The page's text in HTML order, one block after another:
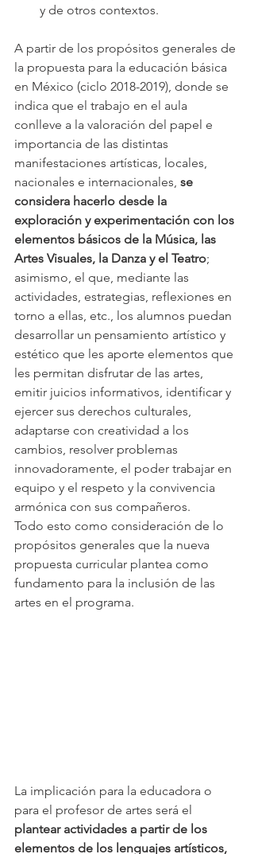
y de otros contextos.
A partir de los propósitos generales de
la propuesta para la educación básica
en México (ciclo 2018-2019), donde se
indica que el trabajo en el aula
conlleve a la valoración del papel e
importancia de las distintas
manifestaciones artísticas, locales,
nacionales e internacionales, se
considera hacerlo desde la
exploración y experimentación con los
elementos básicos de la Música, las
Artes Visuales, la Danza y el Teatro;
asimismo, el que, mediante las
actividades, estrategias, reflexiones en
torno a ellas, etc., los alumnos puedan
desarrollar un pensamiento artístico y
estético que les aporte elementos que
les permitan disfrutar de las artes,
emitir juicios informativos, identificar y
ejercer sus derechos culturales,
adaptarse con creatividad a los
cambios, resolver problemas
innovadoramente, el poder trabajar en
equipo y el respeto y la convivencia
armónica con sus compañeros.
Todo esto como consideración de lo
propósitos generales que la nueva
propuesta curricular plantea como
fundamento para la inclusión de las
artes en el programa.
La implicación para la educadora o
para el profesor de artes será el
plantear actividades a partir de los
elementos de los lenguajes artísticos,